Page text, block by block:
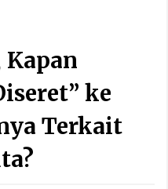
ke
Terkait